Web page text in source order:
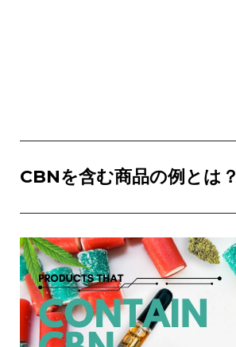
CBNを含む商品の例とは？